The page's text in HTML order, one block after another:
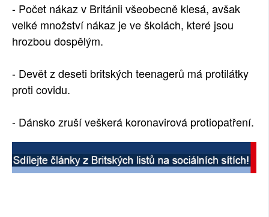
- Počet nákaz v Británii všeobecně klesá, avšak
velké množství nákaz je ve školách, které jsou
hrozbou dospělým.
- Devět z deseti britských teenagerů má protilátky
proti covidu.
- Dánsko zruší veškerá koronavirová protiopatření.